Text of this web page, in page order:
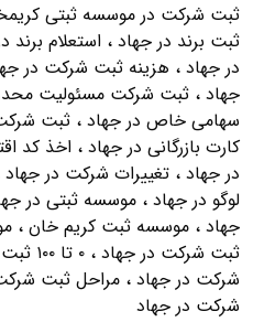
ثبت شرکت در موسسه ثبتی
ثبت برند در جهاد ، استعلام
در جهاد ، هزینه ثبت شرکت در
جهاد ، ثبت شرکت مسئولیت
سهامی خاص در جهاد ، ثبت
کارت بازرگانی در جهاد ، اخذ کد
در جهاد ، تغییرات شرکت در
لوگو در جهاد ، موسسه ثبتی در
جهاد ، موسسه ثبت کریم خان ،
ثبت
شرکت در جهاد ، مراحل ثبت
شرکت در جهاد